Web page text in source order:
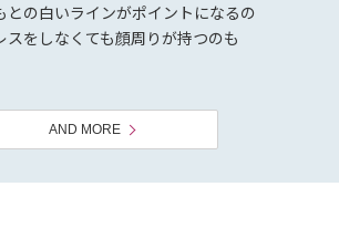
との白いラインがポイントになるの
スをしなくても顔周りが持つのも
AND MORE